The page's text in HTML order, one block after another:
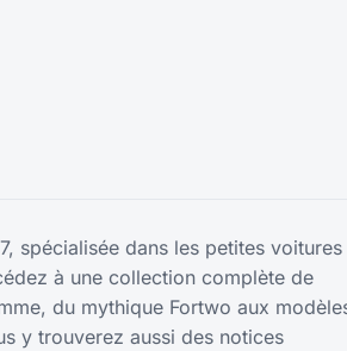
spécialisée dans les petites voitures
à une collection complète de
du mythique Fortwo aux
y trouverez aussi des notices